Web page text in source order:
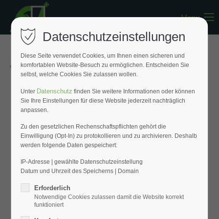
Register
Support
Lorem ipsum dolor sit amet:
24h/ 365days
Mon - Fri 8:00am - 5:00pm(GMT +1)
Get in touch
Cybersteel Inc.
Menu
« Zurück zur Übersicht
Datenschutzeinstellungen
Diese Seite verwendet Cookies, um Ihnen einen sicheren und
komfortablen Website-Besuch zu ermöglichen. Entscheiden Sie
selbst, welche Cookies Sie zulassen wollen.
Unter Datenschutz finden Sie weitere Informationen oder können
Sie Ihre Einstellungen für diese Website jederzeit nachträglich
anpassen.
Zu den gesetzlichen Rechenschaftspflichten gehört die
Einwilligung (Opt-In) zu protokollieren und zu archivieren. Deshalb
werden folgende Daten gespeichert:
IP-Adresse | gewählte Datenschutzeinstellung
Datum und Uhrzeit des Speicherns | Domain
Erforderlich
Notwendige Cookies zulassen damit die Website korrekt
funktioniert